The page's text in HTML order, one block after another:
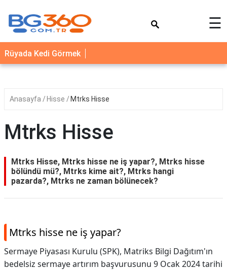
YEMEK
TARİFLERİ
SAĞLIK
☰
Rüyada Kedi Görmek
Anasayfa Hisse Mtrks Hisse
Mtrks Hisse
Mtrks Hisse, Mtrks hisse ne iş yapar?, Mtrks hisse
bölündü mü?, Mtrks kime ait?, Mtrks hangi
pazarda?, Mtrks ne zaman bölünecek?
Mtrks hisse ne iş yapar?
Sermaye Piyasası Kurulu (SPK), Matriks Bilgi Dağıtım'ın
bedelsiz sermaye artırım başvurusunu 9 Ocak 2024 tarihi